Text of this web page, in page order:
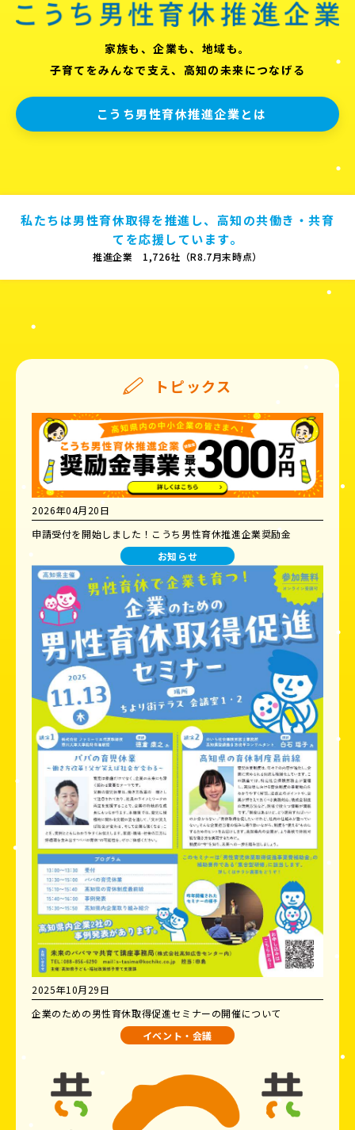
家族も、企業も、地域も。
子育てをみんなで支え、高知の未来につなげる
こうち男性育休推進企業とは
私たちは男性育休取得を推進し、高知の共働き・共育
てを応援しています。
推進企業 1,726社（R8.7月末時点）
トピックス
2026年04月20日
申請受付を開始しました！こうち男性育休推進企業奨励金
お知らせ
2025年10月29日
企業のための男性育休取得促進セミナーの開催について
イベント・会議